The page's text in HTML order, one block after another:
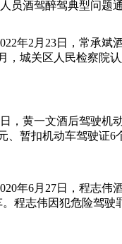
员酒驾醉驾典型问题
年2月23日，常承斌
，城关区人民检察院
日，黄一文酒后驾驶机
、暂扣机动车驾驶证
年6月27日，程志伟
程志伟因犯危险驾